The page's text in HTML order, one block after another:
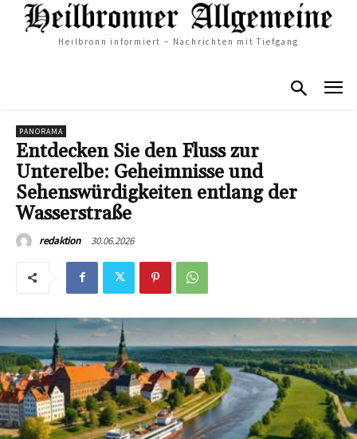
Heilbronn informiert – Nachrichten mit Tiefgang
PANORAMA
Entdecken Sie den Fluss zur
Unterelbe: Geheimnisse und
Sehenswürdigkeiten entlang der
Wasserstraße
redaktion 30.06.2026